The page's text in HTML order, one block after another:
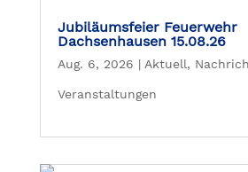
Jubiläumsfeier Feuerwehr
Dachsenhausen 15.08.26
Aug. 6, 2026 | Aktuell,
Veranstaltungen